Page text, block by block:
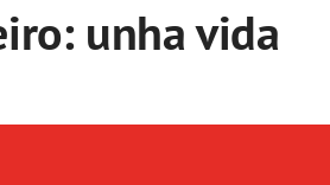
unha vida